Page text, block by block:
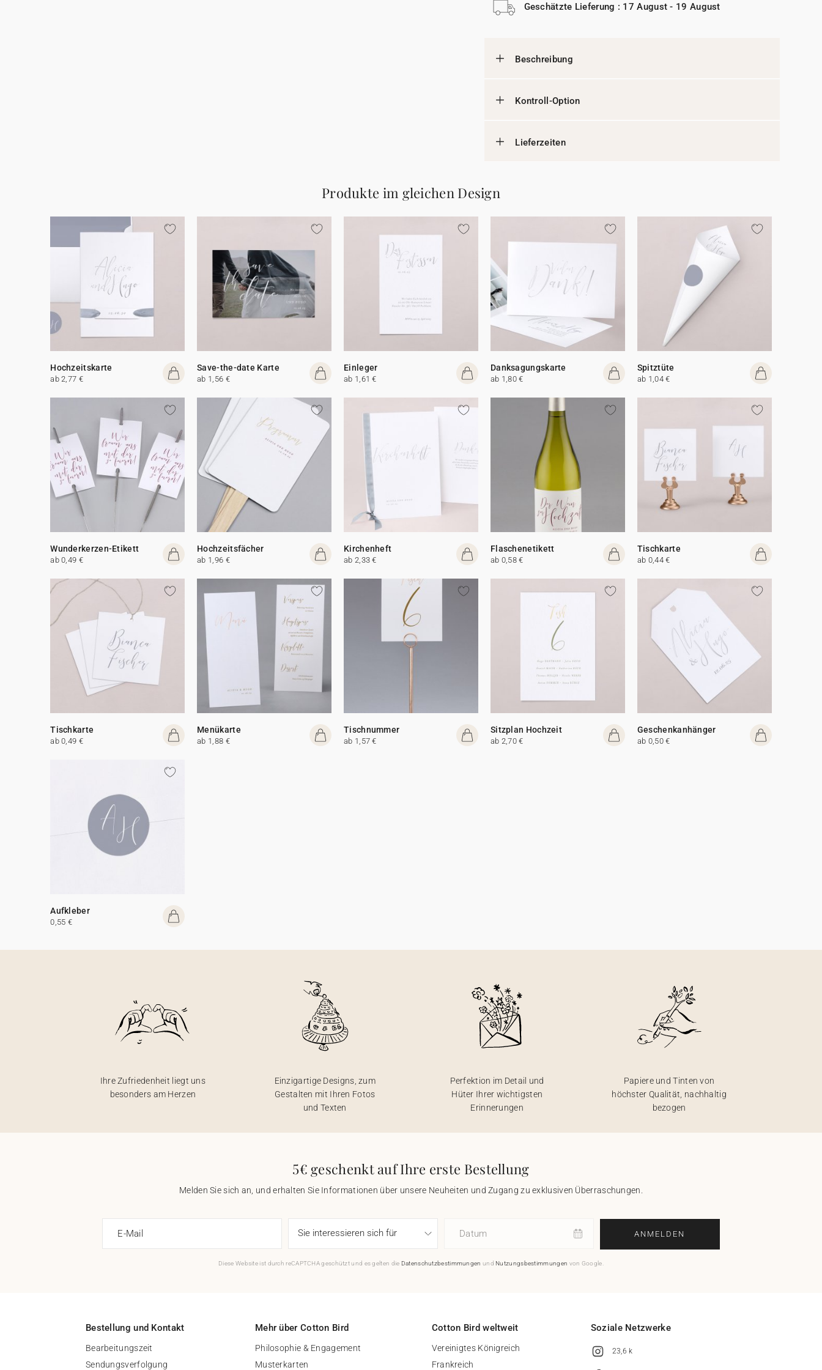
Geschätzte Lieferung : 17 August - 19 August
Beschreibung
Kontroll-Option
Lieferzeiten
Produkte im gleichen Design
Hochzeitskarte
ab 2,77 €
Save-the-date Karte
ab 1,56 €
Einleger
ab 1,61 €
Danksagungskarte
ab 1,80 €
Spitztüte
ab 1,04 €
Wunderkerzen-Etikett
ab 0,49 €
Hochzeitsfächer
ab 1,96 €
Kirchenheft
ab 2,33 €
Flaschenetikett
ab 0,58 €
Tischkarte
ab 0,44 €
Tischkarte
ab 0,49 €
Menükarte
ab 1,88 €
Tischnummer
ab 1,57 €
Sitzplan Hochzeit
ab 2,70 €
Geschenkanhänger
ab 0,50 €
Aufkleber
0,55 €
Ihre Zufriedenheit liegt uns
besonders am Herzen
Einzigartige Designs, zum
Gestalten mit Ihren Fotos
und Texten
Perfektion im Detail und
Hüter Ihrer wichtigsten
Erinnerungen
Papiere und Tinten von
höchster Qualität, nachhaltig
bezogen
5€ geschenkt auf Ihre erste Bestellung
Melden Sie sich an, und erhalten Sie Informationen über unsere Neuheiten und Zugang zu exklusiven Überraschungen.
E-Mail Datum ANMELDEN
Diese Website ist durch reCAPTCHA geschützt und es gelten die Datenschutzbestimmungen und Nutzungsbestimmungen von Google.
Bestellung und Kontakt
Bearbeitungszeit
Sendungsverfolgung
Mehr über Cotton Bird
Philosophie & Engagement
Musterkarten
Cotton Bird weltweit
Vereinigtes Königreich
Frankreich
Soziale Netzwerke
23,6 k